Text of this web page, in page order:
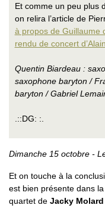
Et comme un peu plus
on relira l’article de
à propos de Guillaume
rendu de concert
Quentin Biardeau :
saxophone baryton /
baryton / Gabriel
.::DG: :.
Dimanche 15 octobre -
Et on touche à la
est bien présente dans
quartet de Jacky Molard